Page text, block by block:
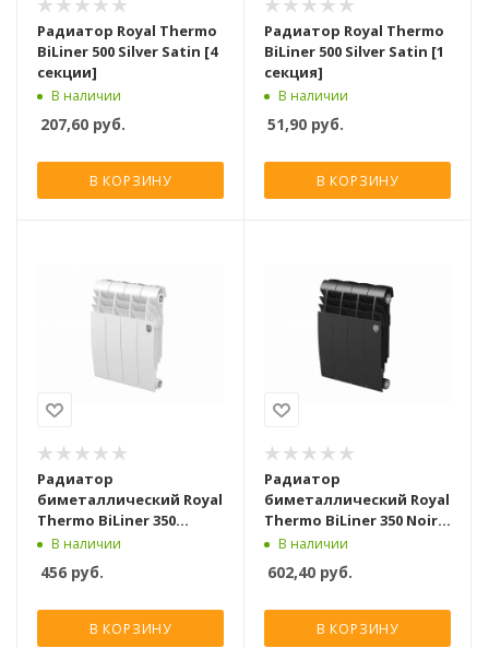
Радиатор Royal Thermo
BiLiner 500 Silver Satin [4
секции]
В наличии
207,60 руб.
В КОРЗИНУ
Радиатор Royal Thermo
BiLiner 500 Silver Satin [1
секция]
В наличии
51,90 руб.
В КОРЗИНУ
Радиатор
биметаллический Royal
Thermo BiLiner 350
Bianco Traffico [10
секций]
В наличии
456 руб.
В КОРЗИНУ
Радиатор
биметаллический Royal
Thermo BiLiner 350 Noir
Sable [12 секций]
В наличии
602,40 руб.
В КОРЗИНУ